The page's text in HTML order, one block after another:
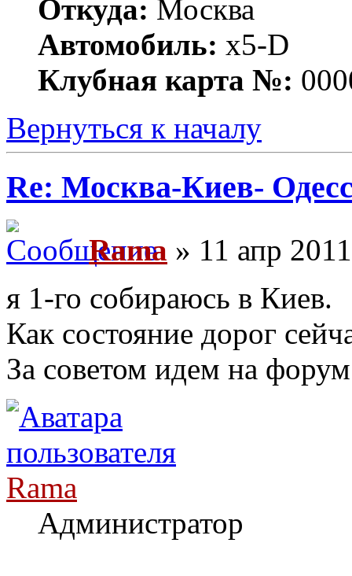
Откуда: Москва
Автомобиль: x5-D
Клубная карта №:
Вернуться к началу
Re: Москва-Киев-
Rama » 11 апр
я 1-го собираюсь в Киев.
Как состояние дорог
За советом идем на
Rama
Администратор